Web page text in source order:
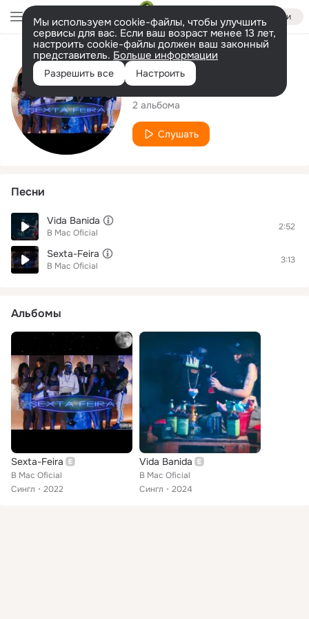
Войти
Мы используем cookie-файлы, чтобы улучшить
сервисы для вас. Если ваш возраст менее 13 лет,
настроить cookie-файлы должен ваш законный
представитель. Больше информации
Разрешить все Настроить
Исполнитель
B Mac Oficial
2 альбома
Слушать
Песни
Vida Banida
B Mac Oficial
2:52
Sexta-Feira
B Mac Oficial
3:13
Альбомы
Sexta-Feira
B Mac Oficial
Сингл
2022
Vida Banida
B Mac Oficial
Сингл
2024